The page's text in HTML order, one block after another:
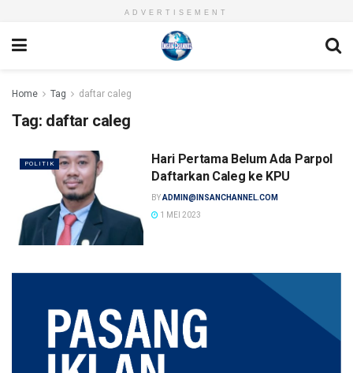
ADVERTISEMENT
Home Tag daftar caleg
Tag: daftar caleg
POLITIK
Hari Pertama Belum Ada Parpol
Daftarkan Caleg ke KPU
BYADMIN@INSANCHANNEL.COM
1 MEI 2023